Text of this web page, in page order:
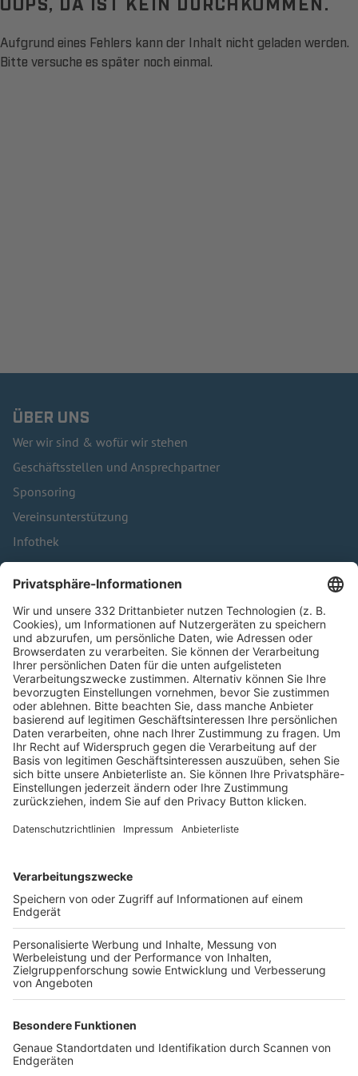
Aufgrund eines Fehlers kann der Inhalt nicht geladen werden.
Bitte versuche es später noch einmal.
ÜBER UNS
Wer wir sind & wofür wir stehen
Geschäftsstellen und Ansprechpartner
Sponsoring
Vereinsunterstützung
Infothek
Kontakt
HÄUFIG BESUCHTE SEITEN
Pässe und Vereinswechsel
Trainerausbildung
Schulungsangebot Vereinsmitarbeiter
BFV-Geschäftsstellen
Trainerbörse
Login SpielPlus
FOLGE DEM BFV
TOP-VEREINE
TOP-PARTNER